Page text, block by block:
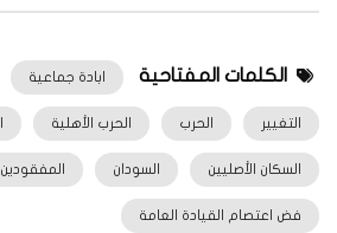
الكلمات المفتاحية ابادة جماعية
التغيير الحرب الحرب الأهلية
السكان الأصليين السودان المفقودين
فض اعتصام القيادة العامة